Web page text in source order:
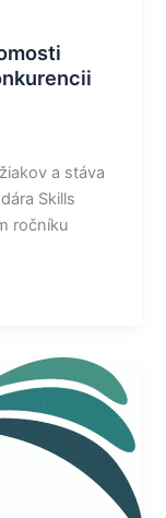
a stáva
Skills
ročníku